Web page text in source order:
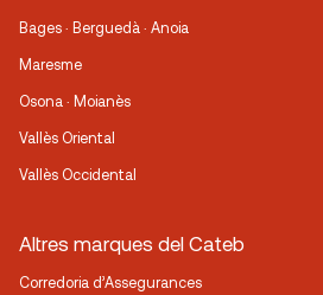
Bages · Berguedà · Anoia
Maresme
Osona · Moianès
Vallès Oriental
Vallès Occidental
Altres marques del Cateb
Corredoria d’Assegurances